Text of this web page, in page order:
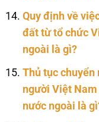
Quy định về
đất từ tổ chức
ngoài là gì?
Thủ tục chuyển
người Việt
nước ngoài là